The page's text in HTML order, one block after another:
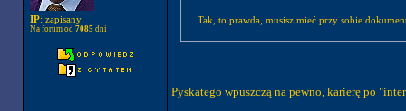
IP: zapisany
Na forum od 7085dni
Tak, to prawda, musisz mieć przy sobie
Pyskatego wpuszczą na pewno, karierę po